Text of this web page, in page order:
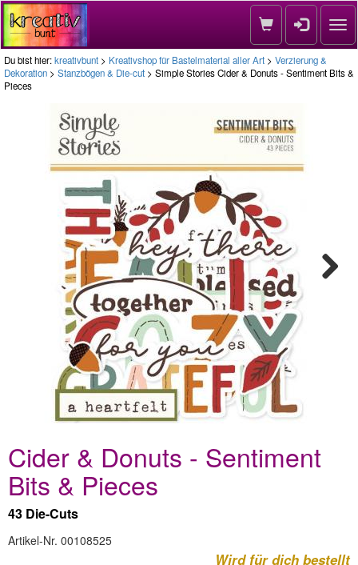
Du bist hier:kreativbunt > Kreativshop für Bastelmaterial aller Art > Verzierung &
Dekoration > Stanzbögen & Die-cut > Simple Stories Cider & Donuts - Sentiment Bits &
Pieces
Cider & Donuts - Sentiment
Bits & Pieces
43 Die-Cuts
Artikel-Nr. 00108525
Wird für dich bestellt